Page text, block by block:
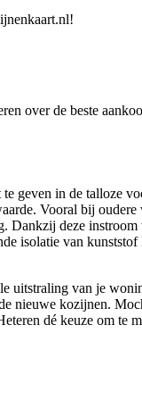
over de beste
geven in de talloze
Vooral bij
deze
isolatie van
uitstraling van je
nieuwe kozijnen.
dé keuze om te